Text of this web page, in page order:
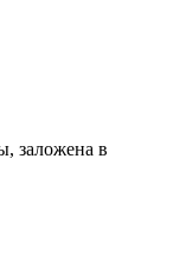
заложена в